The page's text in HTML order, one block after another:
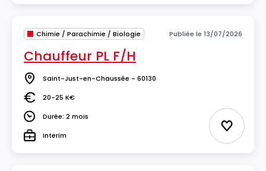
Chimie / Parachimie / Biologie Publiée le 13/07/2026
Chauffeur PL F/H
Lieu Saint-Just-en-Chaussée - 60130
Salaire20-25 K€
DuréeDurée: 2 mois
TypeInterim Ajouter